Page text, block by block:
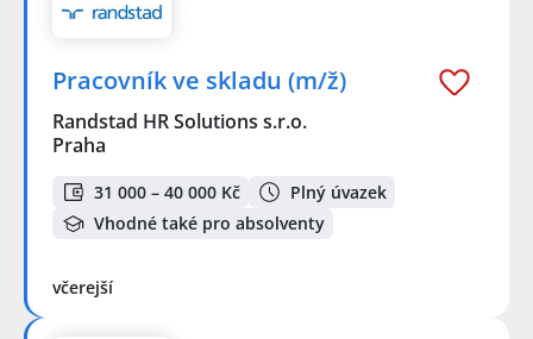
Pracovník ve skladu (m/ž)
Randstad HR Solutions s.r.o.
Praha
31 000 – 40 000 Kč
Plný úvazek
Vhodné také pro absolventy
včerejší